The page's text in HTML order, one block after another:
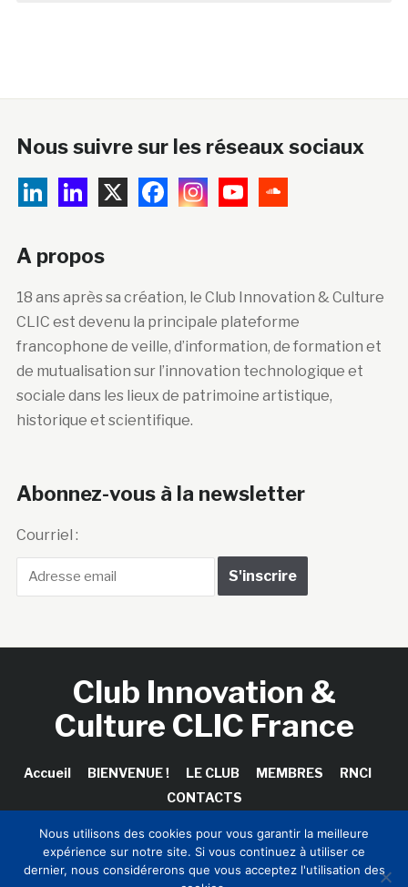
Nous suivre sur les réseaux sociaux
A propos
18 ans après sa création, le Club Innovation & Culture
CLIC est devenu la principale plateforme
francophone de veille, d’information, de formation et
de mutualisation sur l’innovation technologique et
sociale dans les lieux de patrimoine artistique,
historique et scientifique.
Abonnez-vous à la newsletter
Courriel :
Club Innovation &
Culture CLIC France
Accueil BIENVENUE ! LE CLUB MEMBRES
RNCI
CONTACTS
Copyright © 2026 Club Innovation & Culture CLIC France /
Nous utilisons des cookies pour vous garantir la meilleure
expérience sur notre site. Si vous continuez à utiliser ce
dernier, nous considérerons que vous acceptez l'utilisation des